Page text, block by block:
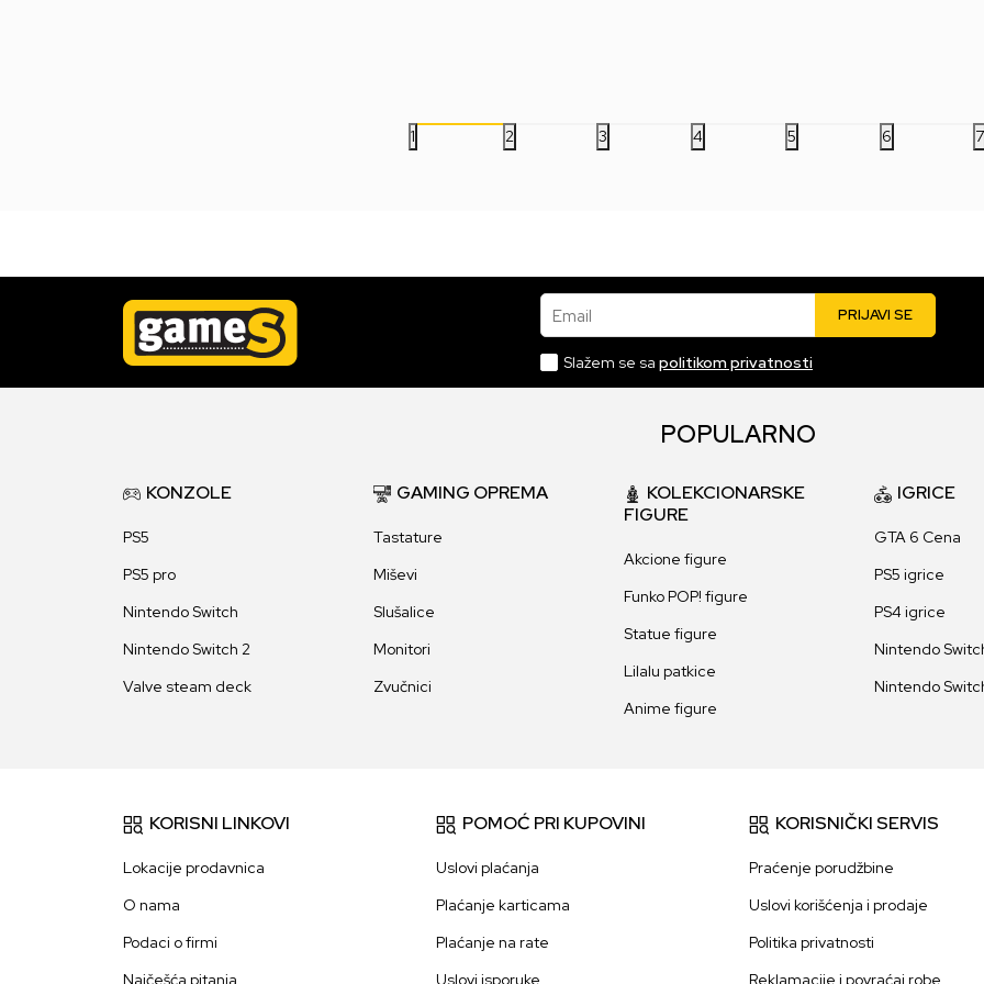
1 2 3 4 5 6 7
Email PRIJAVI SE
Slažem se sa politikom privatnosti
POPULARNO
KONZOLE
PS5
PS5 pro
Nintendo Switch
Nintendo Switch 2
Valve steam deck
GAMING OPREMA
Tastature
Miševi
Slušalice
Monitori
Zvučnici
KOLEKCIONARSKE
FIGURE
Akcione figure
Funko POP! figure
Statue figure
Lilalu patkice
Anime figure
IGRICE
GTA 6 Cena
PS5 igrice
PS4 igrice
Nintendo
Nintendo
KORISNI LINKOVI
Lokacije prodavnica
O nama
Podaci o firmi
Najčešća pitanja
POMOĆ PRI KUPOVINI
Uslovi plaćanja
Plaćanje karticama
Plaćanje na rate
Uslovi isporuke
KORISNIČKI SERVIS
Praćenje porudžbine
Uslovi korišćenja i prodaje
Politika privatnosti
Reklamacije i povraćaj robe